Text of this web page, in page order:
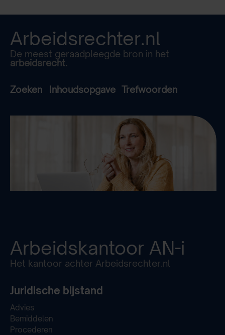
Arbeidsrechter.nl
De meest geraadpleegde bron in het
arbeidsrecht.
Zoeken Inhoudsopgave Trefwoorden
Arbeidskantoor AN-i
Het kantoor achter Arbeidsrechter.nl
Juridische bijstand
Advies
Bemiddelen
Procederen